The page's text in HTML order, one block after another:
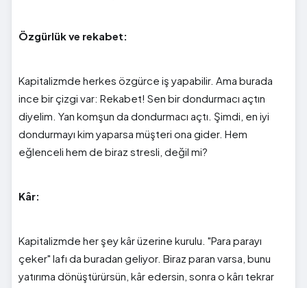
Özgürlük ve rekabet:
Kapitalizmde herkes özgürce iş yapabilir. Ama burada
ince bir çizgi var: Rekabet! Sen bir dondurmacı açtın
diyelim. Yan komşun da dondurmacı açtı. Şimdi, en iyi
dondurmayı kim yaparsa müşteri ona gider. Hem
eğlenceli hem de biraz stresli, değil mi?
Kâr:
Kapitalizmde her şey kâr üzerine kurulu. "Para parayı
çeker" lafı da buradan geliyor. Biraz paran varsa, bunu
yatırıma dönüştürürsün, kâr edersin, sonra o kârı tekrar